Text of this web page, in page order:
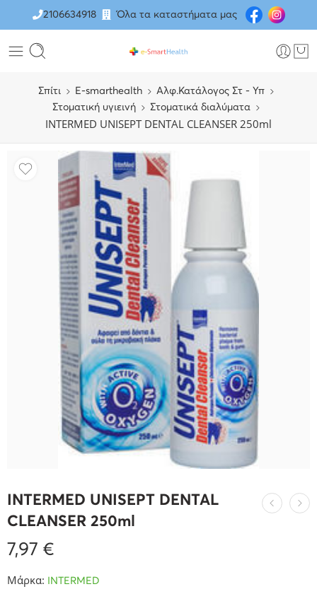
2106634918 Όλα τα καταστήματα μας
Σπίτι E-smarthealth
Αλφ.Κατάλογος Στ - Υπ
Στοματική υγιεινή
Στοματικά διαλύματα
INTERMED UNISEPT DENTAL CLEANSER 250ml
INTERMED UNISEPT DENTAL
CLEANSER 250ml
7,97 €
Μάρκα: INTERMED